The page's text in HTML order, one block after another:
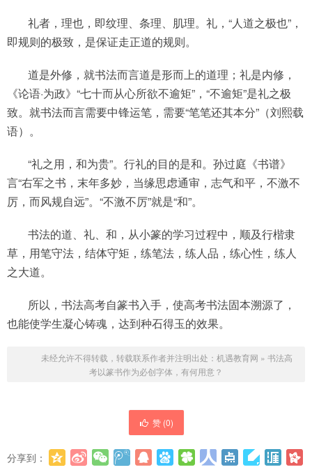
礼者，理也，即纹理、条理、肌理。礼，“人道之极也”，
即规则的极致，是保证走正道的规则。
道是外修，就书法而言道是形而上的道理；礼是内修，
《论语·为政》“七十而从心所欲不逾矩”，“不逾矩”是礼之极
致。就书法而言需要中锋运笔，需要“笔笔还其本分”（刘熙载
语）。
“礼之用，和为贵”。行礼的目的是和。孙过庭《书谱》
言“右军之书，末年多妙，当缘思虑通审，志气和平，不激不
厉，而风规自远”。“不激不厉”就是“和”。
书法的道、礼、和，从小篆的学习过程中，顺及行楷隶
草，用笔守法，结体守矩，练笔法，练人品，练心性，练人
之大道。
所以，书法高考自篆书入手，使高考书法固本溯源了，
也能使学生凝心铸魂，达到种石得玉的效果。
未经允许不得转载，转载联系作者并注明出处： 机遇教育网 » 书法高
考以篆书作为必创字体，有何用意？
赞 (0)
分享到：